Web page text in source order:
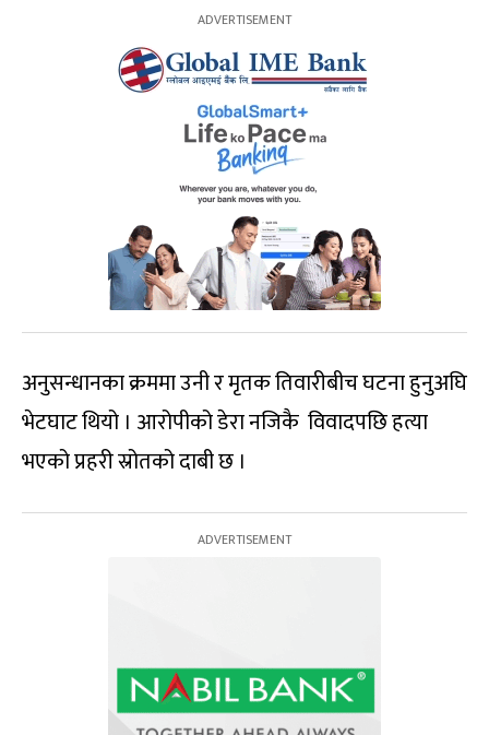
अनुसन्धानका क्रममा उनी र मृतक तिवारीबीच घटना हुनुअघि
भेटघाट थियो । आरोपीको डेरा नजिकै विवादपछि हत्या
भएको प्रहरी स्रोतको दाबी छ ।